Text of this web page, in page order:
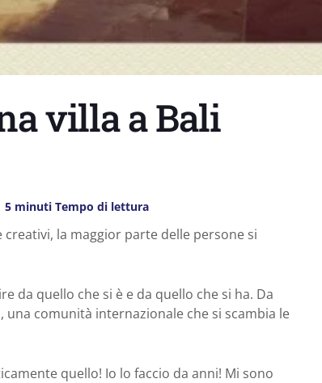
villa a Bali
5 minuti Tempo di lettura
la maggior parte delle persone si
da quello che si è e da quello che si ha. Da
, una comunità internazionale che si scambia le
quello! Io lo faccio da anni! Mi sono